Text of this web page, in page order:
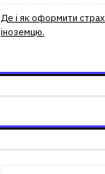
Де і як оформити
іноземцю.